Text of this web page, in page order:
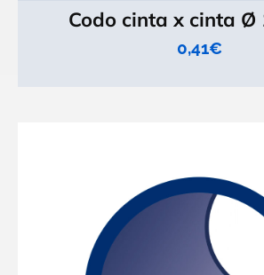
Codo cinta x cinta Ø
0,41€